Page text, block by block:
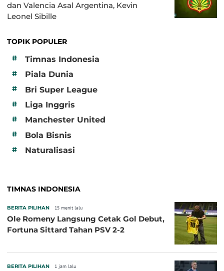
dan Valencia Asal Argentina, Kevin
Leonel Sibille
TOPIK POPULER
#
Timnas Indonesia
# Piala Dunia
# Bri Super League
# Liga Inggris
# Manchester United
# Bola Bisnis
# Naturalisasi
TIMNAS INDONESIA
BERITA PILIHAN 15 menit lalu
Ole Romeny Langsung Cetak Gol Debut,
Fortuna Sittard Tahan PSV 2-2
BERITA PILIHAN 1 jam lalu